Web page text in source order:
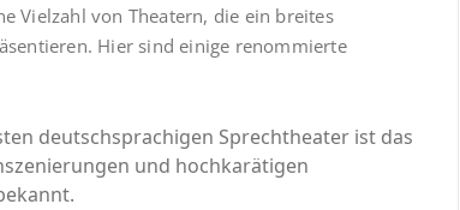
Vielzahl von Theatern, die ein breites
Hier sind einige renommierte
deutschsprachigen Sprechtheater ist das
und hochkarätigen